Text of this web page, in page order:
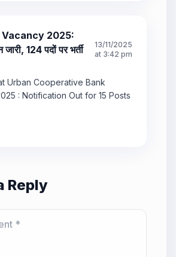
Vacancy 2025:
124 पदों पर भर्ती
13/11/2025
at 3:42 pm
Urban Cooperative Bank
: Notification Out for 15 Posts
Reply